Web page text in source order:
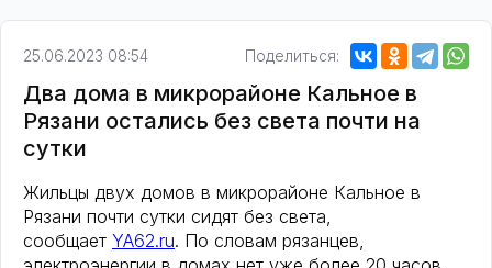
25.06.2023 08:54 Поделиться:
Два дома в микрорайоне Кальное в
Рязани остались без света почти на
сутки
Жильцы двух домов в микрорайоне Кальное в
Рязани почти сутки сидят без света,
сообщает YA62.ru. По словам рязанцев,